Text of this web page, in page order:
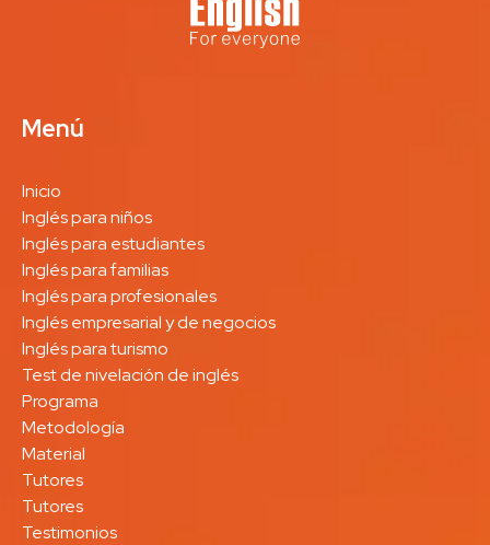
Menú
Inicio
Inglés para niños
Inglés para estudiantes
Inglés para familias
Inglés para profesionales
Inglés empresarial y de negocios
Inglés para turismo
Test de nivelación de inglés
Programa
Metodología
Material
Tutores
Tutores
Testimonios